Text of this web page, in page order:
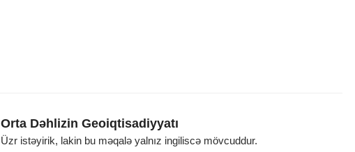
Orta Dəhlizin Geoiqtisadiyyatı
Üzr istəyirik, lakin bu məqalə yalnız ingiliscə mövcuddur.